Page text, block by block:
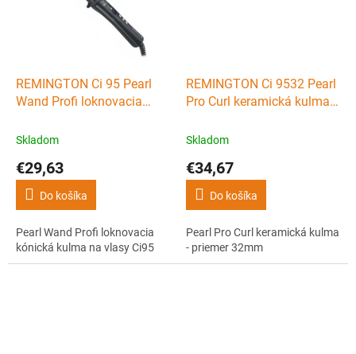
REMINGTON Ci 95 Pearl
Wand Profi loknovacia
Ci95
Skladom
€29,63
Do košíka
Pearl Wand Profi loknovacia
kónická kulma na vlasy Ci95
REMINGTON Ci 9532 Pearl
Pro Curl keramická kulma -
Skladom
€34,67
Do košíka
Pearl Pro Curl keramická kulma
- priemer 32mm